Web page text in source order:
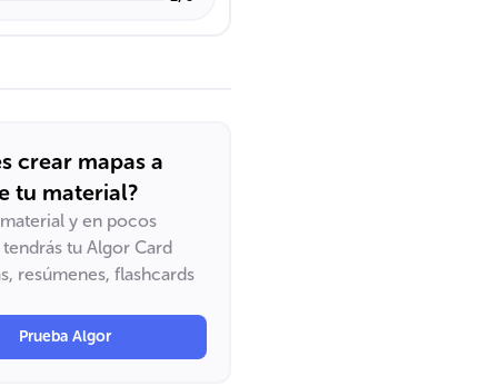
crear mapas a
tu material?
y en pocos
tu Algor Card
resúmenes, flashcards
Prueba Algor